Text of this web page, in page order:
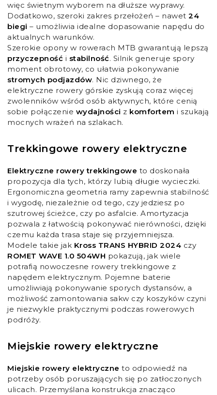
więc świetnym wyborem na dłuższe wyprawy.
Dodatkowo, szeroki zakres przełożeń – nawet 24
biegi – umożliwia idealne dopasowanie napędu do
aktualnych warunków.
Szerokie opony w rowerach MTB gwarantują lepszą
przyczepność i stabilność. Silnik generuje spory
moment obrotowy, co ułatwia pokonywanie
stromych podjazdów. Nic dziwnego, że
elektryczne rowery górskie zyskują coraz więcej
zwolenników wśród osób aktywnych, które cenią
sobie połączenie wydajności z komfortem i szukają
mocnych wrażeń na szlakach.
Trekkingowe rowery elektryczne
Elektryczne rowery trekkingowe to doskonała
propozycja dla tych, którzy lubią długie wycieczki.
Ergonomiczna geometria ramy zapewnia stabilność
i wygodę, niezależnie od tego, czy jedziesz po
szutrowej ścieżce, czy po asfalcie. Amortyzacja
pozwala z łatwością pokonywać nierówności, dzięki
czemu każda trasa staje się przyjemniejsza.
Modele takie jak Kross TRANS HYBRID 2024 czy
ROMET WAVE 1.0 504WH pokazują, jak wiele
potrafią nowoczesne rowery trekkingowe z
napędem elektrycznym. Pojemne baterie
umożliwiają pokonywanie sporych dystansów, a
możliwość zamontowania sakw czy koszyków czyni
je niezwykle praktycznymi podczas rowerowych
podróży.
Miejskie rowery elektryczne
Miejskie rowery elektryczne to odpowiedź na
potrzeby osób poruszających się po zatłoczonych
ulicach. Przemyślana konstrukcja znacząco